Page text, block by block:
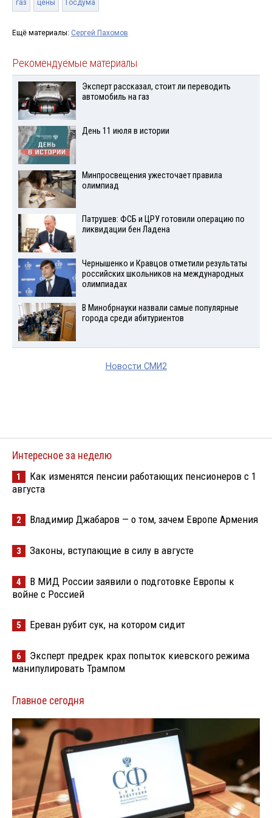
газ цены Госдума
Ещё материалы: Сергей Пахомов
Рекомендуемые материалы
Эксперт рассказал, стоит ли переводить
автомобиль на газ
День 11 июля в истории
Минпросвещения ужесточает правила
олимпиад
Патрушев: ФСБ и ЦРУ готовили операцию по
ликвидации бен Ладена
Чернышенко и Кравцов отметили результаты
российских школьников на международных
олимпиадах
В Минобрнауки назвали самые популярные
города среди абитуриентов
Новости СМИ2
Интересное за неделю
1
Как изменятся пенсии работающих пенсионеров с 1
августа
2 Владимир Джабаров — о том, зачем Европе Армения
3 Законы, вступающие в силу в августе
4
В МИД России заявили о подготовке Европы к
войне с Россией
5 Ереван рубит сук, на котором сидит
6
Эксперт предрек крах попыток киевского режима
манипулировать Трампом
Главное сегодня